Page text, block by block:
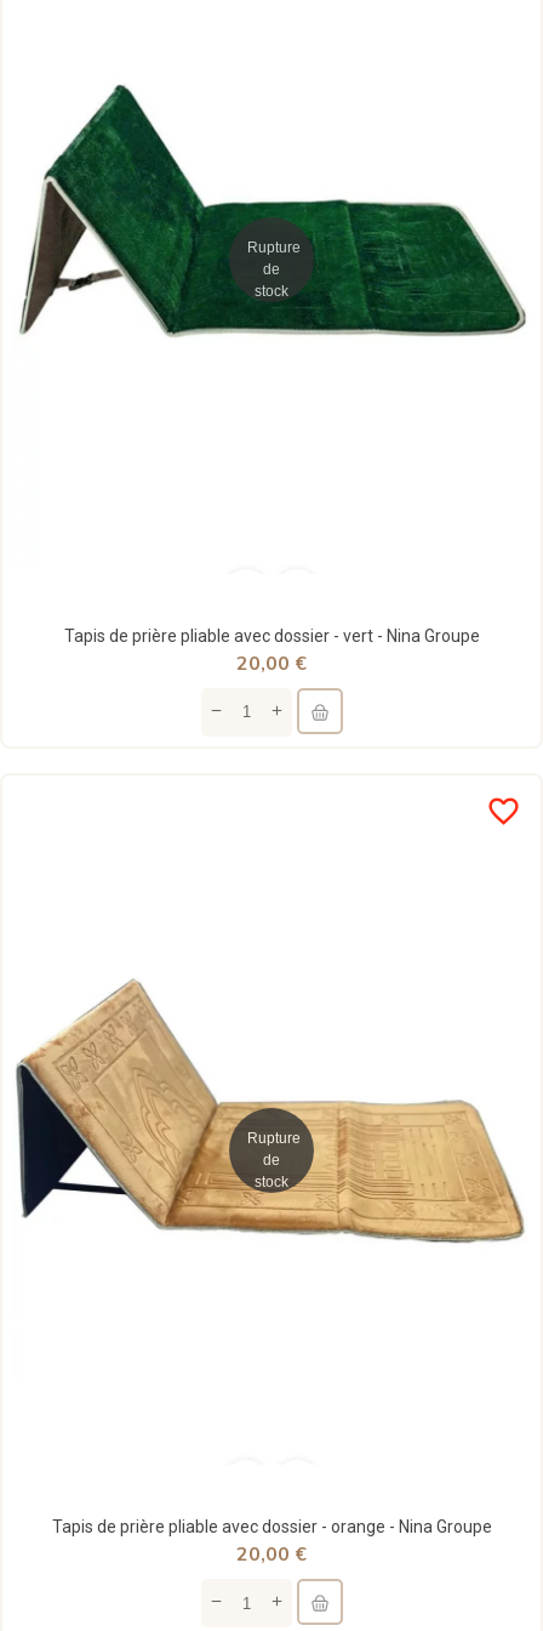
Rupture
de
stock
Tapis de prière pliable avec dossier - vert - Nina Groupe
20,00 €
favorite_border
Rupture
de
stock
Tapis de prière pliable avec dossier - orange - Nina Groupe
20,00 €